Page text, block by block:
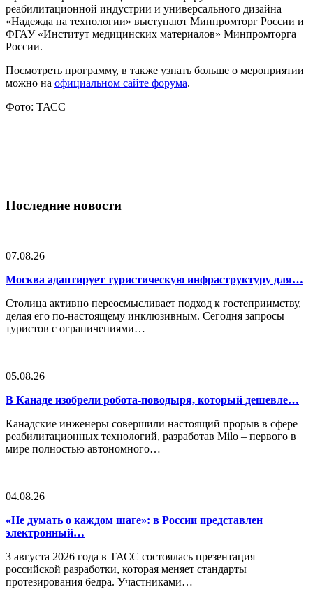
реабилитационной индустрии и универсального дизайна
«Надежда на технологии» выступают Минпромторг России и
ФГАУ «Институт медицинских материалов» Минпромторга
России.
Посмотреть программу, в также узнать больше о мероприятии
можно на официальном сайте форума.
Фото: ТАСС
Последние новости
07.08.26
Москва адаптирует туристическую инфраструктуру для…
Столица активно переосмысливает подход к гостеприимству,
делая его по-настоящему инклюзивным. Сегодня запросы
туристов с ограничениями…
05.08.26
В Канаде изобрели робота-поводыря, который дешевле…
Канадские инженеры совершили настоящий прорыв в сфере
реабилитационных технологий, разработав Milo – первого в
мире полностью автономного…
04.08.26
«Не думать о каждом шаге»: в России представлен
электронный…
3 августа 2026 года в ТАСС состоялась презентация
российской разработки, которая меняет стандарты
протезирования бедра. Участниками…